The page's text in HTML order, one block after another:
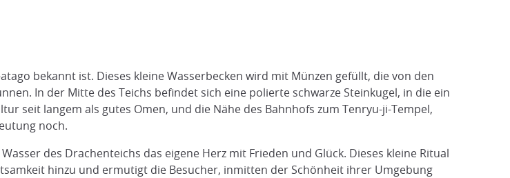
bekannt ist. Dieses kleine Wasserbecken wird mit Münzen gefüllt, die von den
In der Mitte des Teichs befindet sich eine polierte schwarze Steinkugel, in die ein
seit langem als gutes Omen, und die Nähe des Bahnhofs zum Tenryu-ji-Tempel,
noch.
des Drachenteichs das eigene Herz mit Frieden und Glück. Dieses kleine Ritual
hinzu und ermutigt die Besucher, inmitten der Schönheit ihrer Umgebung